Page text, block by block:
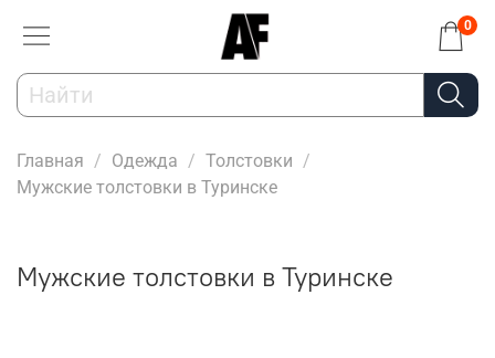
0
Главная Одежда
Толстовки
Мужские толстовки в Туринске
Мужские толстовки в Туринске